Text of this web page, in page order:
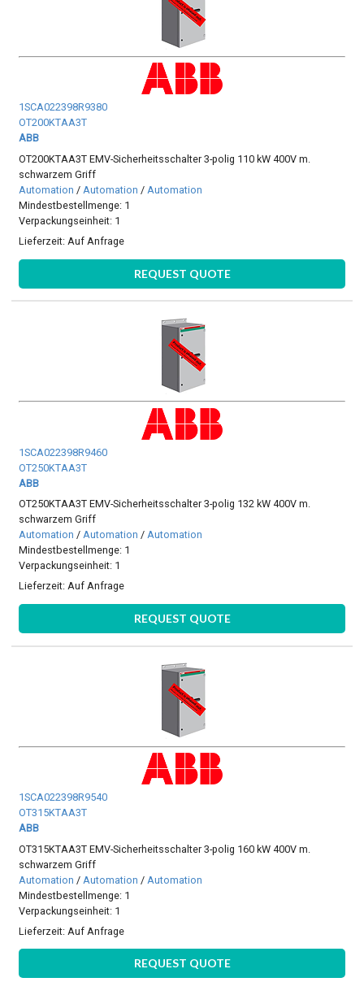
1SCA022398R9380
OT200KTAA3T
ABB
OT200KTAA3T EMV-Sicherheitsschalter 3-polig 110 kW 400V m.
schwarzem Griff
Automation / Automation / Automation
Mindestbestellmenge: 1
Verpackungseinheit: 1
Lieferzeit: Auf Anfrage
REQUEST QUOTE
1SCA022398R9460
OT250KTAA3T
ABB
OT250KTAA3T EMV-Sicherheitsschalter 3-polig 132 kW 400V m.
schwarzem Griff
Automation /Automation /Automation
Mindestbestellmenge: 1
Verpackungseinheit: 1
Lieferzeit:Auf Anfrage
REQUEST QUOTE
1SCA022398R9540
OT315KTAA3T
ABB
OT315KTAA3T EMV-Sicherheitsschalter 3-polig 160 kW 400V m.
schwarzem Griff
Automation / Automation / Automation
Mindestbestellmenge: 1
Verpackungseinheit: 1
Lieferzeit: Auf Anfrage
REQUEST QUOTE